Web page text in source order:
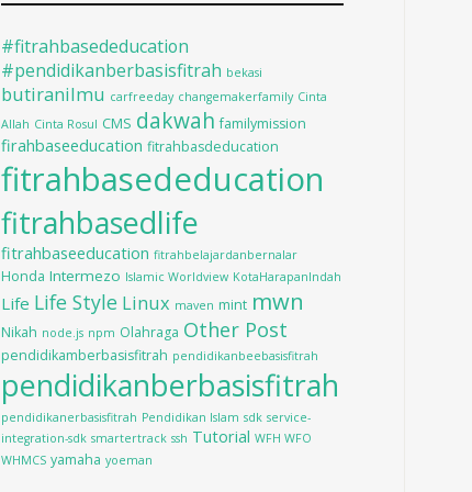
#fitrahbasededucation
#pendidikanberbasisfitrah bekasi
butiranilmu carfreeday changemakerfamily Cinta
Allah Cinta Rosul CMS dakwah familymission
firahbaseeducation fitrahbasdeducation
fitrahbasededucation
fitrahbasedlife
fitrahbaseeducation fitrahbelajardanbernalar
Honda Intermezo Islamic Worldview KotaHarapanIndah
Life Life Style Linux maven mint mwn
Nikah node.js npm Olahraga Other Post
pendidikamberbasisfitrah pendidikanbeebasisfitrah
pendidikanberbasisfitrah
pendidikanerbasisfitrah Pendidikan Islam sdk service-
integration-sdk smartertrack ssh Tutorial WFH WFO
WHMCS yamaha yoeman